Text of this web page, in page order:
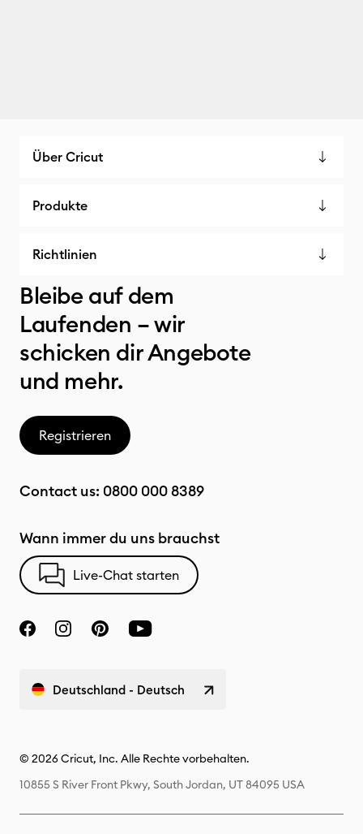
Über Cricut
Produkte
Richtlinien
Bleibe auf dem
Laufenden – wir
schicken dir Angebote
und mehr.
Registrieren
Contact us: 0800 000 8389
Wann immer du uns brauchst
Live-Chat starten
Deutschland - Deutsch
© 2026 Cricut, Inc. Alle Rechte vorbehalten.
10855 S River Front Pkwy, South Jordan, UT 84095 USA